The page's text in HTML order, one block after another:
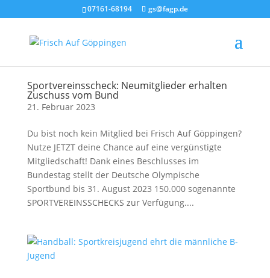
07161-68194 gs@fagp.de
Sportvereinsscheck: Neumitglieder erhalten
Zuschuss vom Bund
21. Februar 2023
Du bist noch kein Mitglied bei Frisch Auf Göppingen?
Nutze JETZT deine Chance auf eine vergünstigte
Mitgliedschaft! Dank eines Beschlusses im
Bundestag stellt der Deutsche Olympische
Sportbund bis 31. August 2023 150.000 sogenannte
SPORTVEREINSSCHECKS zur Verfügung....